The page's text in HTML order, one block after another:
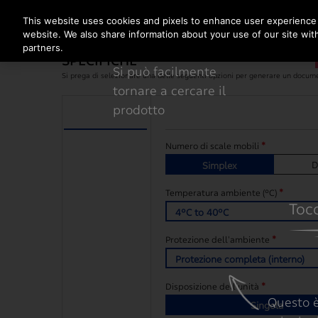
Otis®Create RICERCA PRODOTTI
Si può facilmente
tornare a cercare il
prodotto
SPECIFICHE
Si prega di selezionare una delle seguenti opzioni per generare un
Numero di scale mobili *
Simplex
Temperatura ambiente (°C)*
4°C to 40°C
Protezione dell'ambiente *
Protezione completa (interno)
Disposizione dell'unità *
SingolaQuesto
This website uses cookies and pixels to enhance user
website. We also share information about your use of our site
partners.